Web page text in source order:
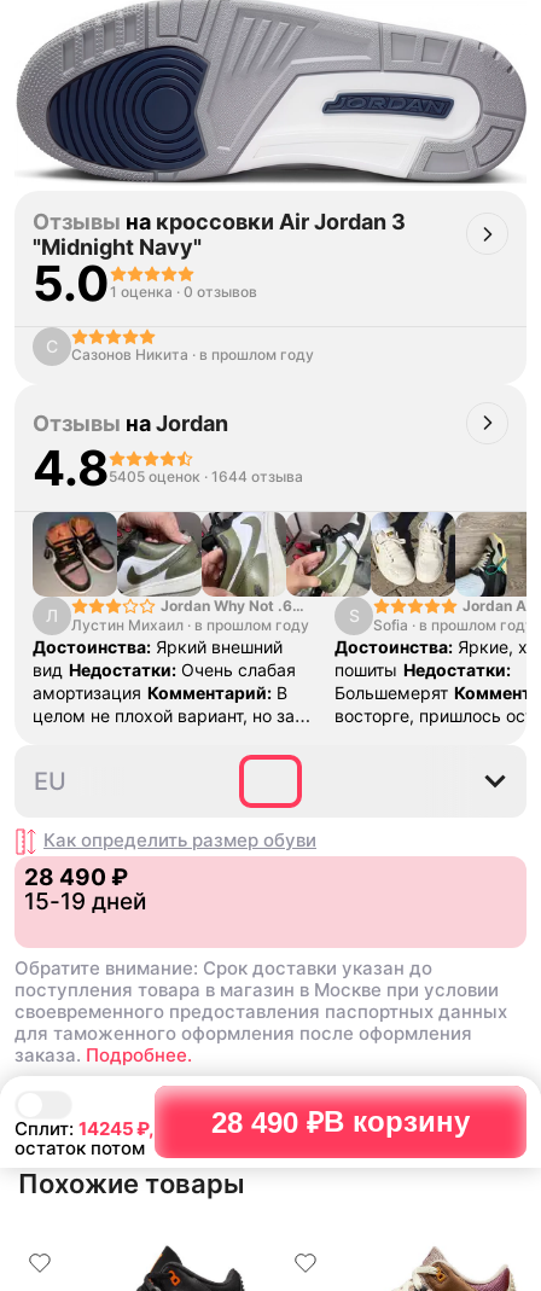
Сплит: 14245₽,
остаток потом
28 490 ₽В корзину
Отзывы на кроссовки Air Jordan 3
"Midnight Navy"
5.01 оценка · 0 отзывов
С Сазонов Никита · в прошлом году
Отзывы наJordan
4.85405 оценок · 1644 отзыва
Л
Jordan Why Not .6
"Bright Crimson" PF
Лустин Михаил · в прошлом году
Достоинства: Яркий внешний
вид Недостатки: Очень слабая
амортизация Комментарий: В
целом не плохой вариант, но за
множество других более хороших
баскетбольных кроссовок
S
Jordan Air
SE "Turf
Sofia · в прошлом году
Достоинства: Яркие,
пошиты Недостатки:
Большемерят
восторге, пришлось
42.5
EU
Как определить размер обуви
28 490 ₽
15-19 дней
Обратите внимание: Срок доставки указан до
поступления товара в магазин в Москве при условии
своевременного предоставления паспортных данных
для таможенного оформления после оформления
заказа. Подробнее.
Похожие товары